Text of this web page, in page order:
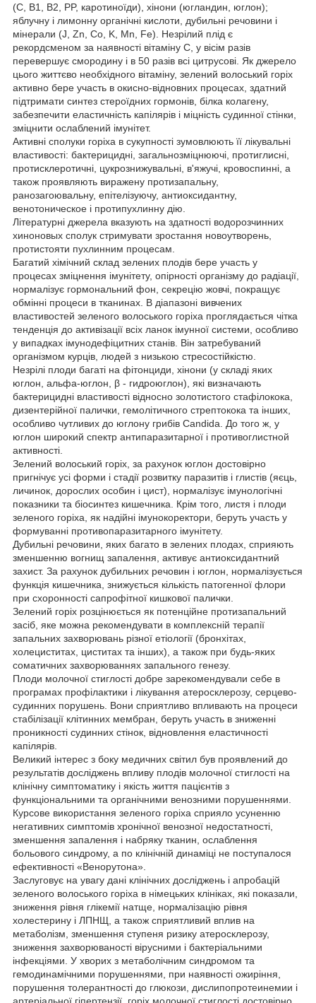
(С, B1, B2, PP, каротиноїди), хінони (югландин, юглон);
яблучну і лимонну органічні кислоти, дубильні речовини і
мінерали (J, Zn, Co, K, Mn, Fe). Незрілий плід є
рекордсменом за наявності вітаміну С, у вісім разів
перевершує смородину і в 50 разів всі цитрусові. Як джерело
цього життєво необхідного вітаміну, зелений волоський горіх
активно бере участь в окисно-відновних процесах, здатний
підтримати синтез стероїдних гормонів, білка колагену,
забезпечити еластичність капілярів і міцність судинної стінки,
зміцнити ослаблений імунітет.
Активні сполуки горіха в сукупності зумовлюють її лікувальні
властивості: бактерицидні, загальнозміцнюючі, протиглисні,
протисклеротичні, цукрознижувальні, в'яжучі, кровоспинні, а
також проявляють виражену протизапальну,
ранозагоювальну, епітелізуючу, антиоксидантну,
венотоническое і протипухлинну дію.
Літературні джерела вказують на здатності водорозчинних
хиноновых сполук стримувати зростання новоутворень,
протистояти пухлинним процесам.
Багатий хімічний склад зелених плодів бере участь у
процесах зміцнення імунітету, опірності організму до радіації,
нормалізує гормональний фон, секрецію жовчі, покращує
обмінні процеси в тканинах. В діапазоні вивчених
властивостей зеленого волоського горіха проглядається чітка
тенденція до активізації всіх ланок імунної системи, особливо
у випадках імунодефіцитних станів. Він затребуваний
організмом курців, людей з низькою стресостійкістю.
Незрілі плоди багаті на фітонциди, хінони (у складі яких
юглон, альфа-юглон, β - гидроюглон), які визначають
бактерицидні властивості відносно золотистого стафілокока,
дизентерійної палички, гемолітичного стрептокока та інших,
особливо чутливих до юглону грибів Candida. До того ж, у
юглон широкий спектр антипаразитарної і противоглистной
активності.
Зелений волоський горіх, за рахунок юглон достовірно
пригнічує усі форми і стадії розвитку паразитів і глистів (яєць,
личинок, дорослих особин і цист), нормалізує імунологічні
показники та біосинтез кишечника. Крім того, листя і плоди
зеленого горіха, як надійні імунокоректори, беруть участь у
формуванні противопаразитарного імунітету.
Дубильні речовини, яких багато в зелених плодах, сприяють
зменшенню вогнищ запалення, активує антиоксидантний
захист. За рахунок дубильних речовин і юглон, нормалізується
функція кишечника, знижується кількість патогенної флори
при схоронності сапрофітної кишкової палички.
Зелений горіх розцінюється як потенційне протизапальний
засіб, яке можна рекомендувати в комплексній терапії
запальних захворювань різної етіології (бронхітах,
холециститах, циститах та інших), а також при будь-яких
соматичних захворюваннях запального генезу.
Плоди молочної стиглості добре зарекомендували себе в
програмах профілактики і лікування атеросклерозу, серцево-
судинних порушень. Вони сприятливо впливають на процеси
стабілізації клітинних мембран, беруть участь в зниженні
проникності судинних стінок, відновлення еластичності
капілярів.
Великий інтерес з боку медичних світил був проявлений до
результатів досліджень впливу плодів молочної стиглості на
клінічну симптоматику і якість життя пацієнтів з
функціональними та органічними венозними порушеннями.
Курсове використання зеленого горіха сприяло усуненню
негативних симптомів хронічної венозної недостатності,
зменшення запалення і набряку тканин, ослаблення
больового синдрому, а по клінічній динаміці не поступалося
ефективності «Венорутона».
Заслуговує на увагу дані клінічних досліджень і апробацій
зеленого волоського горіха в німецьких клініках, які показали,
зниження рівня глікемії натще, нормалізацію рівня
холестерину і ЛПНЩ, а також сприятливий вплив на
метаболізм, зменшення ступеня ризику атеросклерозу,
зниження захворюваності вірусними і бактеріальними
інфекціями. У хворих з метаболічним синдромом та
гемодинамічними порушеннями, при наявності ожиріння,
порушення толерантності до глюкози, дислипопротеинемии і
артеріальної гіпертензії, горіх молочної стиглості достовірно